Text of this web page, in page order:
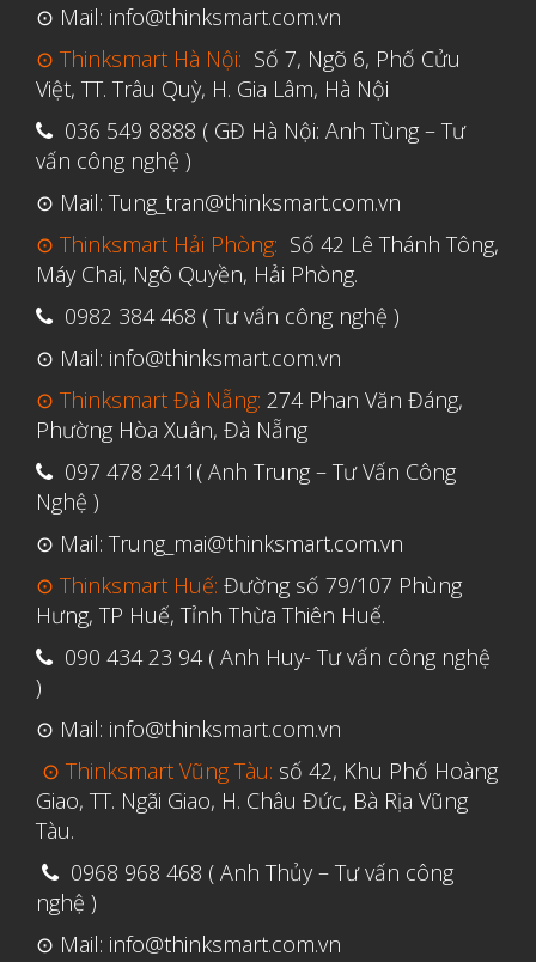
⊙ Mail: info@thinksmart.com.vn
⊙ Thinksmart Hà Nội: Số 7, Ngõ 6, Phố Cửu
Việt, TT. Trâu Quỳ, H. Gia Lâm, Hà Nội
036 549 8888 ( GĐ Hà Nội: Anh Tùng – Tư
vấn công nghệ )
⊙ Mail: Tung_tran@thinksmart.com.vn
⊙ Thinksmart Hải Phòng: Số 42 Lê Thánh Tông,
Máy Chai, Ngô Quyền, Hải Phòng.
0982 384 468 ( Tư vấn công nghệ )
⊙ Mail: info@thinksmart.com.vn
⊙ Thinksmart Đà Nẵng: 274 Phan Văn Đáng,
Phường Hòa Xuân, Đà Nẵng
097 478 2411( Anh Trung – Tư Vấn Công
Nghệ )
⊙ Mail: Trung_mai@thinksmart.com.vn
⊙ Thinksmart Huế: Đường số 79/107 Phùng
Hưng, TP Huế, Tỉnh Thừa Thiên Huế.
090 434 23 94 ( Anh Huy- Tư vấn công nghệ
)
⊙ Mail: info@thinksmart.com.vn
⊙ Thinksmart Vũng Tàu: số 42, Khu Phố Hoàng
Giao, TT. Ngãi Giao, H. Châu Đức, Bà Rịa Vũng
Tàu.
0968 968 468 ( Anh Thủy – Tư vấn công
nghệ )
⊙ Mail: info@thinksmart.com.vn